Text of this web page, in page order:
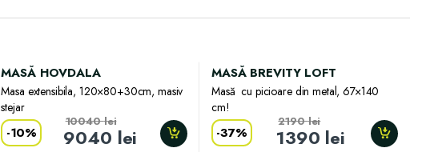
MASĂ HOVDALA
Masa extensibila, 120×80+30cm, masiv
stejar
-10% 9040 lei
10040lei
MASĂ BREVITY LOFT
Masă cu picioare din metal, 67×140
cm!
-37% 1390 lei
2190lei